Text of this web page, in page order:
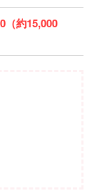
（約15,000